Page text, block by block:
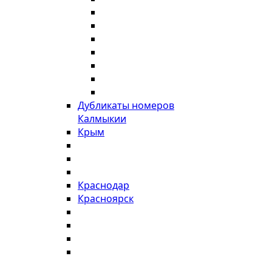
Дубликаты номеров
Калмыкии
Крым
Краснодар
Красноярск